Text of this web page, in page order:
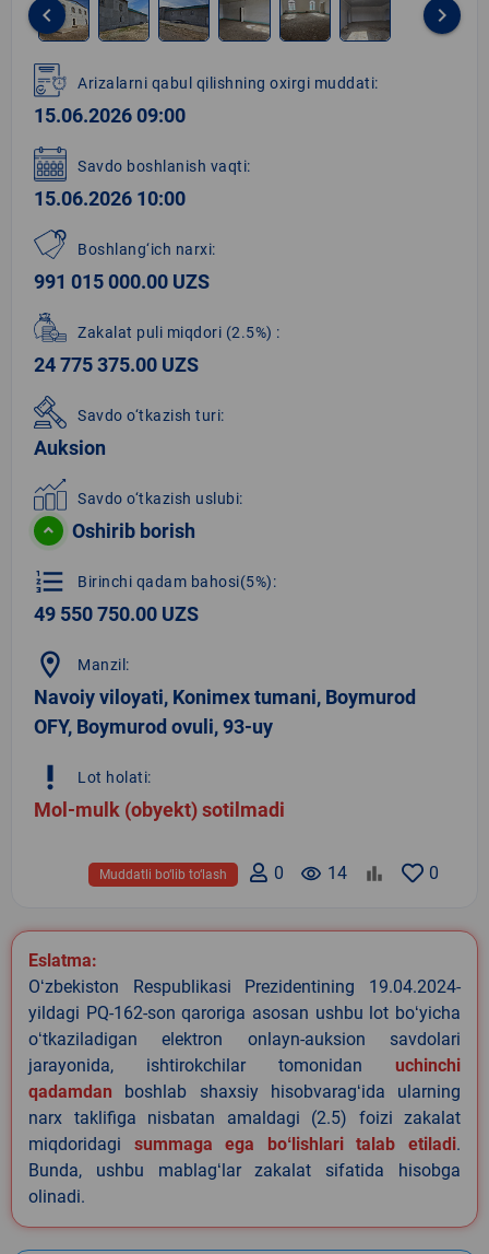
1
of
6
keyboard_arrow_left keyboard_arrow_right
Arizalarni qabul qilishning oxirgi muddati:
15.06.2026 09:00
Savdo boshlanish vaqti:
15.06.2026 10:00
Boshlang‘ich narxi:
991 015 000.00 UZS
Zakalat puli miqdori (2.5%) :
24 775 375.00 UZS
Savdo o‘tkazish turi:
Auksion
Savdo o‘tkazish uslubi:
Oshirib borish
format_list_numbered Birinchi qadam bahosi(5%):
49 550 750.00 UZS
location_on Manzil:
Navoiy viloyati, Konimex tumani, Boymurod
OFY, Boymurod ovuli, 93-uy
priority_high Lot holati:
Mol-mulk (obyekt) sotilmadi
0
remove_red_eye 14
0
Muddatli bo‘lib to‘lash
Eslatma:
Oʻzbekiston Respublikasi Prezidentining 19.04.2024-
yildagi PQ-162-son qaroriga asosan ushbu lot boʻyicha
oʻtkaziladigan elektron onlayn-auksion savdolari
jarayonida, ishtirokchilar tomonidan uchinchi
qadamdan boshlab shaxsiy hisobvaragʻida ularning
narx taklifiga nisbatan amaldagi (2.5) foizi zakalat
miqdoridagi summaga ega boʻlishlari talab etiladi.
Bunda, ushbu mablagʻlar zakalat sifatida hisobga
olinadi.